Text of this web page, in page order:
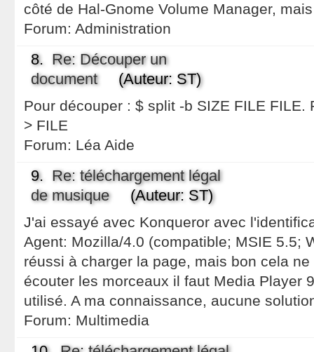
côté de Hal-Gnome Volume Manager,
Forum: Administration
8. Re: Découper un
document(Auteur: ST)
Pour découper : $ split -b SIZE FILE FILE.
> FILE
Forum: Léa Aide
9. Re: téléchargement légal
de musique(Auteur: ST)
J'ai essayé avec Konqueror avec
Agent: Mozilla/4.0 (compatible; MSIE 5.5;
réussi à charger la page, mais bon cela
écouter les morceaux il faut Media Player
utilisé. A ma connaissance, aucune
Forum: Multimedia